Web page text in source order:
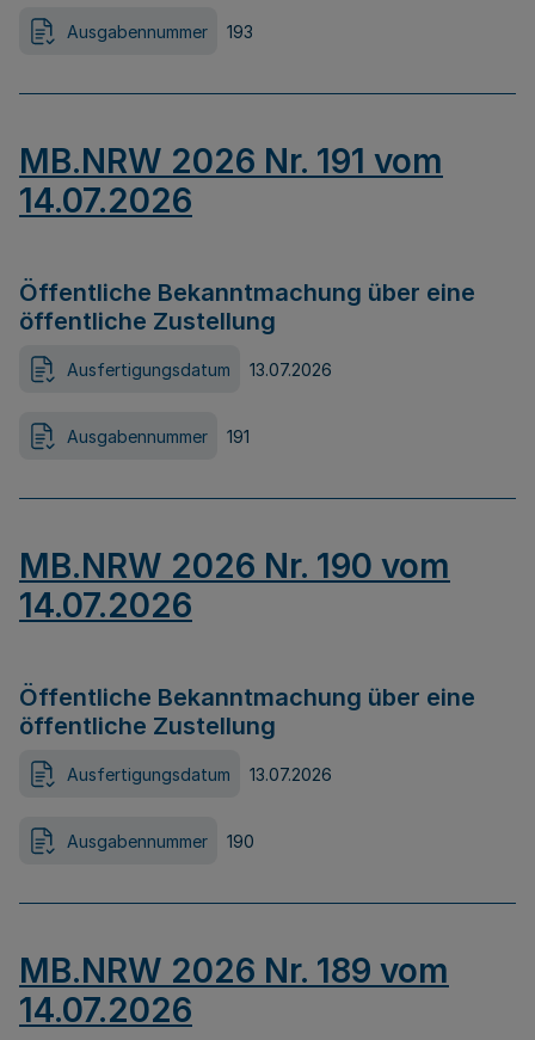
Ausgabennummer 193
MB.NRW 2026 Nr. 191 vom
14.07.2026
Öffentliche Bekanntmachung über eine
öffentliche Zustellung
Ausfertigungsdatum 13.07.2026
Ausgabennummer 191
MB.NRW 2026 Nr. 190 vom
14.07.2026
Öffentliche Bekanntmachung über eine
öffentliche Zustellung
Ausfertigungsdatum 13.07.2026
Ausgabennummer 190
MB.NRW 2026 Nr. 189 vom
14.07.2026